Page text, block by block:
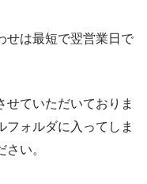
せは最短で翌営業日で
せていただいておりま
フォルダに入ってしま
い。